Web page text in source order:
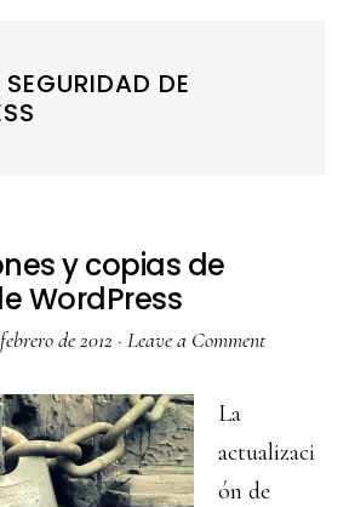
DE
y copias de
WordPress
de 2012 · Leave a Comment
La
actualizaci
ón de